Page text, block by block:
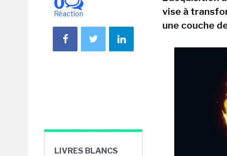
Réaction
LIVRES BLANCS
vise à
une couche